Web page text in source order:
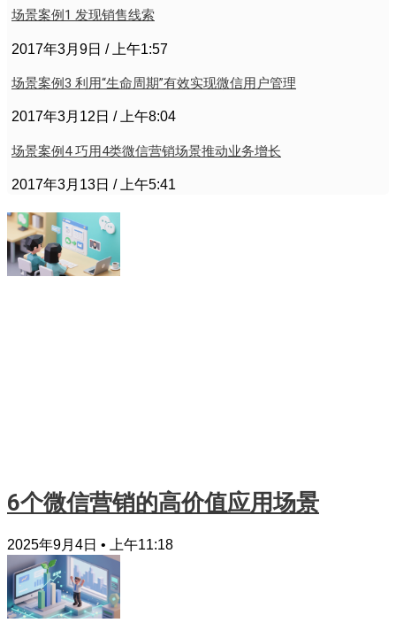
场景案例1 发现销售线索
2017年3月9日 上午1:57
场景案例3 利用“生命周期”有效实现微信用户管理
2017年3月12日 上午8:04
场景案例4 巧用4类微信营销场景推动业务增长
2017年3月13日 上午5:41
6个微信营销的高价值应用场景
2025年9月4日 上午11:18